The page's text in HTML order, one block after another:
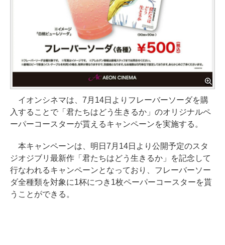
イオンシネマは、7月14日よりフレーバーソーダを購
入することで「君たちはどう生きるか」のオリジナルペ
ーパーコースターが貰えるキャンペーンを実施する。
本キャンペーンは、明日7月14日より公開予定のスタ
ジオジブリ最新作「君たちはどう生きるか」を記念して
行なわれるキャンペーンとなっており、フレーバーソー
ダ全種類を対象に1杯につき1枚ペーパーコースターを貰
うことができる。